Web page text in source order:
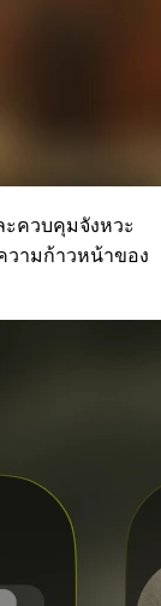
ะควบคุมจังหวะ
วามก้าวหน้าของ